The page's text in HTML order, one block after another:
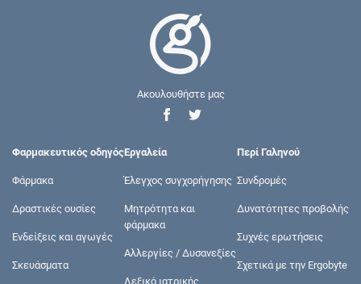
Ακουλουθήστε μας
Φαρμακευτικός οδηγός
Φάρμακα
Δραστικές ουσίες
Ενδείξεις και αγωγές
Σκευάσματα
Εργαλεία
Έλεγχος συγχορήγησης
Μητρότητα και
φάρμακα
Αλλεργίες / Δυσανεξίες
Λεξικό ιατρικής
Περί Γαληνού
Συνδρομές
Δυνατότητες προβολής
Συχνές ερωτήσεις
Σχετικά με την Ergobyte